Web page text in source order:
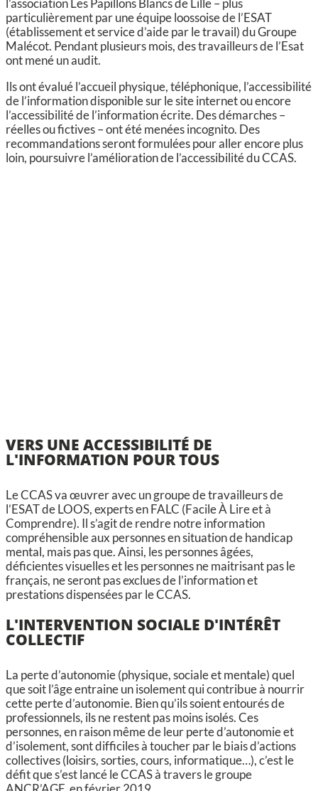
l’association Les Papillons Blancs de Lille – plus
particulièrement par une équipe loossoise de l’ESAT
(établissement et service d’aide par le travail) du Groupe
Malécot. Pendant plusieurs mois, des travailleurs de l’Esat
ont mené un audit.
Ils ont évalué l’accueil physique, téléphonique, l’accessibilité
de l’information disponible sur le site internet ou encore
l’accessibilité de l’information écrite. Des démarches –
réelles ou fictives – ont été menées incognito. Des
recommandations seront formulées pour aller encore plus
loin, poursuivre l’amélioration de l’accessibilité du CCAS.
VERS UNE ACCESSIBILITÉ DE
L'INFORMATION POUR TOUS
Le CCAS va œuvrer avec un groupe de travailleurs de
l’ESAT de LOOS, experts en FALC (Facile À Lire et à
Comprendre). Il s’agit de rendre notre information
compréhensible aux personnes en situation de handicap
mental, mais pas que. Ainsi, les personnes âgées,
déficientes visuelles et les personnes ne maitrisant pas le
français, ne seront pas exclues de l’information et
prestations dispensées par le CCAS.
L'INTERVENTION SOCIALE D'INTÉRÊT
COLLECTIF
La perte d’autonomie (physique, sociale et mentale) quel
que soit l’âge entraine un isolement qui contribue à nourrir
cette perte d’autonomie. Bien qu’ils soient entourés de
professionnels, ils ne restent pas moins isolés. Ces
personnes, en raison même de leur perte d’autonomie et
d’isolement, sont difficiles à toucher par le biais d’actions
collectives (loisirs, sorties, cours, informatique…), c’est le
défit que s’est lancé le CCAS à travers le groupe